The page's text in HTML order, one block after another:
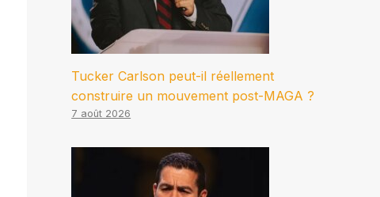
Tucker Carlson peut-il réellement
construire un mouvement post-MAGA ?
7 août 2026